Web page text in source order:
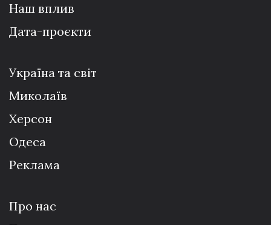
Наш вплив
Дата-проєкти
Україна та світ
Миколаїв
Херсон
Одеса
Реклама
Про нас